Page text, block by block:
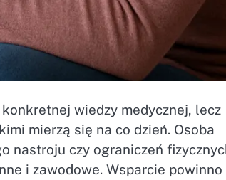
wiedzy medycznej, lecz
mierzą się na co dzień. Osoba
nastroju czy ograniczeń
i zawodowe. Wsparcie powinno